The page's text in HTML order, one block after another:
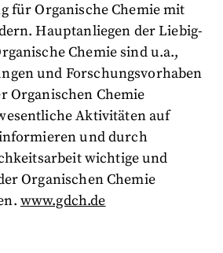
für Organische Chemie mit
Hauptanliegen der Liebig-
Chemie sind u.a.,
und Forschungsvorhaben
Organischen Chemie
Aktivitäten auf
und durch
wichtige und
Organischen Chemie
www.gdch.de